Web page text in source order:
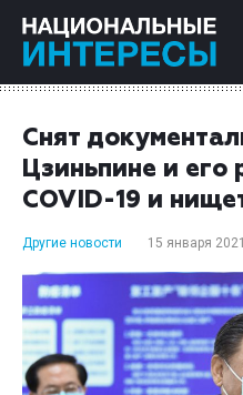
Снят
Цзиньпине и его
COVID-19 и
Другие новости 15 января